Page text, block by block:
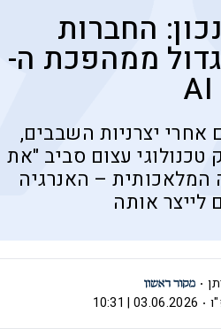
החברות
ממהפכת ה-
AI
אחרי יצרניות השבבים,
טכנולוגי עצום סביב "את
– האנרגיה
לייצר אותה
03.06.2026 | 10:31